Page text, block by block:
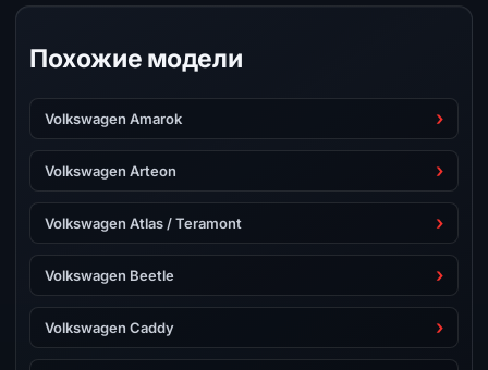
Похожие модели
Volkswagen Amarok
Volkswagen Arteon
Volkswagen Atlas / Teramont
Volkswagen Beetle
Volkswagen Caddy